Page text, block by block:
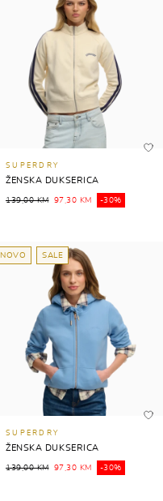
SUPERDRY
ŽENSKA DUKSERICA
139,00 KM 97,30 KM -30%
NOVO SALE
SUPERDRY
ŽENSKA DUKSERICA
139,00 KM 97,30 KM -30%